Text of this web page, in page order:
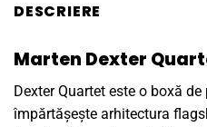
DESCRIERE
Marten Dexter
Dexter Quartet este o boxă
împărtășește arhitectura